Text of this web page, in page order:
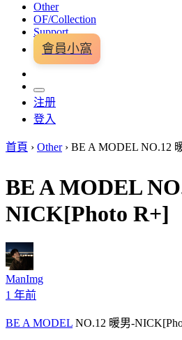
Other
OF/Collection
Support
會員小窩
注册
登入
首頁 › Other › BE A MODEL NO.12
BE A MODEL
NICK[Photo R+]
ManImg
1 年前
BE A MODEL NO.12 暖男-